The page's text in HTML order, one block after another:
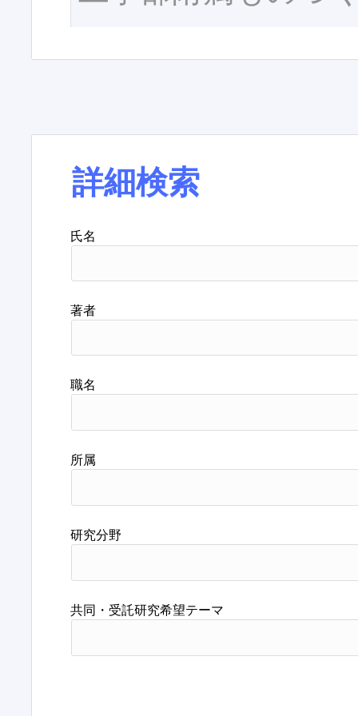
詳細検索
氏名
著者
職名
所属
研究分野
共同・受託研究希望テーマ